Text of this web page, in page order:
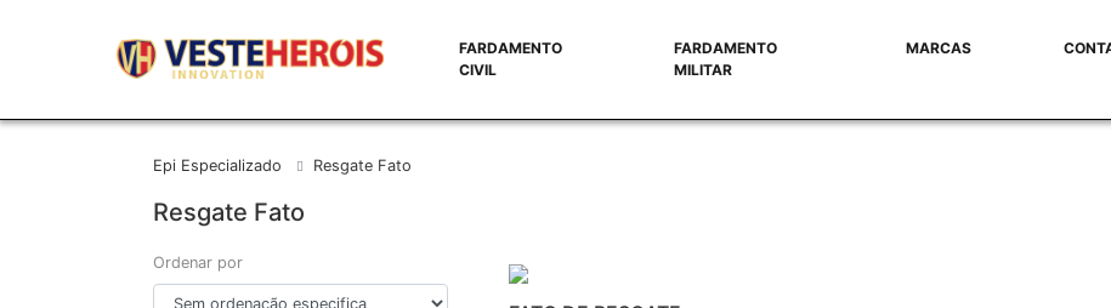
FARDAMENTO
CIVIL
FARDAMENTO
MILITAR
MARCAS
Epi Especializado Resgate Fato
Resgate Fato
Ordenar por